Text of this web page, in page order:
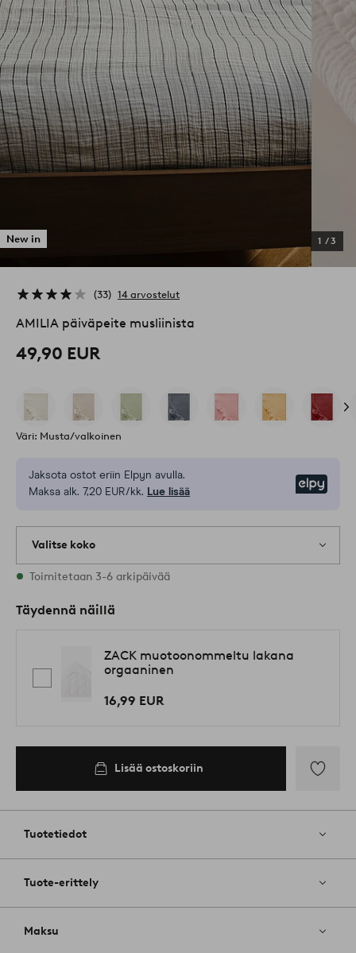
New in 1 /3
33 14 arvostelut
AMILIA päiväpeite musliinista
49,90 EUR
Väri: Musta/valkoinen
Jaksota ostot eriin Elpyn avulla.
Maksa alk. 7,20 EUR/kk. Lue lisää
Valitse koko
Varastossa on kaikkia kokoja
Toimitetaan 3-6 arkipäivää
Täydennä näillä
ZACK muotoonommeltu lakana
orgaaninen
16,99 EUR
Lisää ostoskoriin
Tuotetiedot
Tuote-erittely
Maksu